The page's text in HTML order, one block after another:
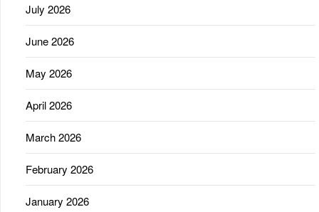
July 2026
June 2026
May 2026
April 2026
March 2026
February 2026
January 2026